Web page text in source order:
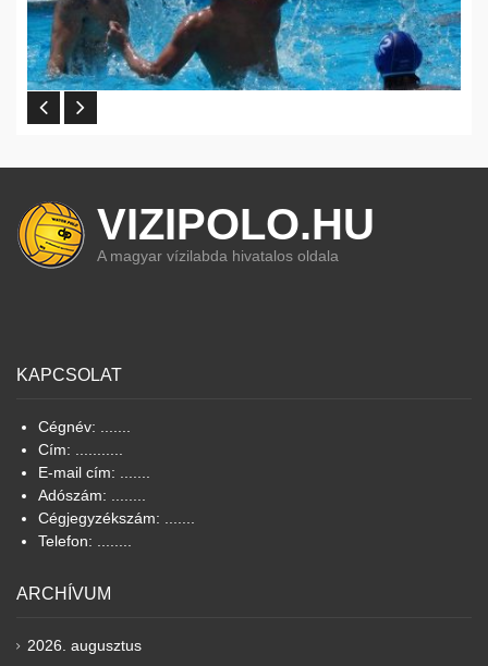
VIZIPOLO.HU
A magyar vízilabda hivatalos oldala
KAPCSOLAT
Cégnév: .......
Cím: ...........
E-mail cím: .......
Adószám: ........
Cégjegyzékszám: .......
Telefon: ........
ARCHÍVUM
2026. augusztus